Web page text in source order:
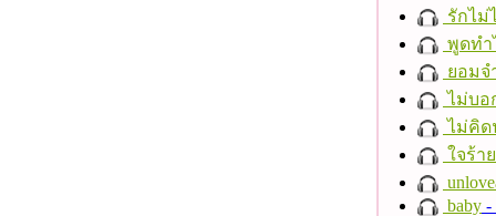
รักไม่
พูดทำ
ยอม
ไม่บอ
ไม่คิด
ใจร้าย
baby -